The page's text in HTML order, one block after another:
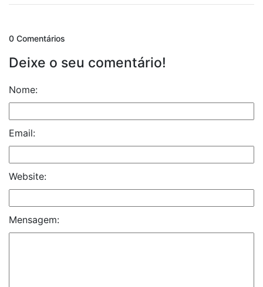
0 Comentários
Deixe o seu comentário!
Nome:
Email:
Website:
Mensagem: